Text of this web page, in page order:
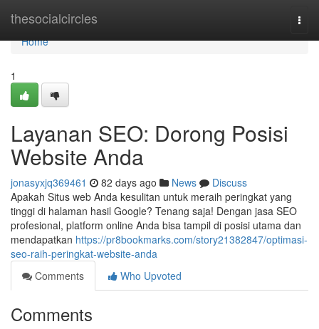
thesocialcircles
Home
Home
1
Layanan SEO: Dorong Posisi
Website Anda
jonasyxjq369461 82 days ago News
Discuss
Apakah Situs web Anda kesulitan untuk meraih peringkat yang
tinggi di halaman hasil Google? Tenang saja! Dengan jasa SEO
profesional, platform online Anda bisa tampil di posisi utama dan
mendapatkan https://pr8bookmarks.com/story21382847/optimasi-
seo-raih-peringkat-website-anda
Comments
Who Upvoted
Comments